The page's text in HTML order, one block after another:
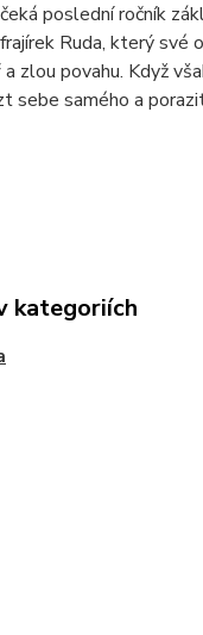
poslední ročník
Ruda, který své
zlou povahu. Když
sebe samého a
kategoriích